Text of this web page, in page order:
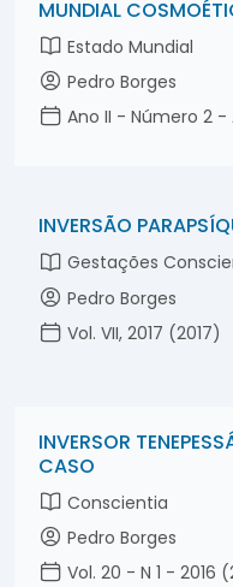
MUNDIAL
Estado Mundial
Pedro Borges
Ano II - Número 2 -
INVERSÃO
Gestações
Pedro Borges
Vol. VII, 2017 (2017)
INVERSOR
CASO
Conscientia
Pedro Borges
Vol. 20 - N 1 - 2016